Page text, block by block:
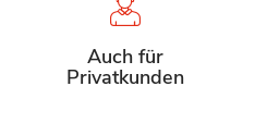
Auch für
Privatkunden